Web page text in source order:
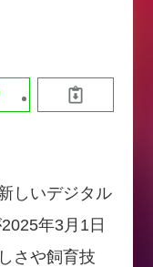
しいデジタル
年3月1日
さや飼育技